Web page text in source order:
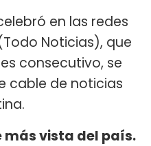
en las redes
Noticias), que
consecutivo, se
cable de noticias
más vista del país.